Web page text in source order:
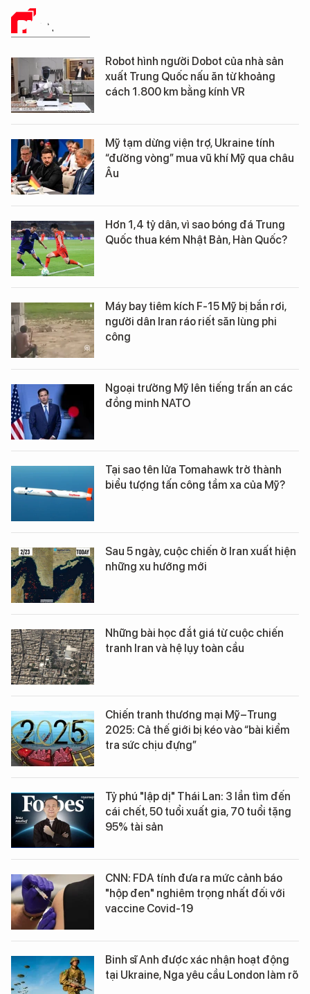
PHÂN TÍCH
Robot hình người Dobot của nhà sản
xuất Trung Quốc nấu ăn từ khoảng
cách 1.800 km bằng kính VR
Mỹ tạm dừng viện trợ, Ukraine tính
“đường vòng” mua vũ khí Mỹ qua châu
Âu
Hơn 1,4 tỷ dân, vì sao bóng đá Trung
Quốc thua kém Nhật Bản, Hàn Quốc?
Máy bay tiêm kích F-15 Mỹ bị bắn rơi,
người dân Iran ráo riết săn lùng phi
công
Ngoại trưởng Mỹ lên tiếng trấn an các
đồng minh NATO
Tại sao tên lửa Tomahawk trở thành
biểu tượng tấn công tầm xa của Mỹ?
Sau 5 ngày, cuộc chiến ở Iran xuất hiện
những xu hướng mới
Những bài học đắt giá từ cuộc chiến
tranh Iran và hệ lụy toàn cầu
Chiến tranh thương mại Mỹ–Trung
2025: Cả thế giới bị kéo vào “bài kiểm
tra sức chịu đựng”
Tỷ phú "lập dị" Thái Lan: 3 lần tìm đến
cái chết, 50 tuổi xuất gia, 70 tuổi tặng
95% tài sản
CNN: FDA tính đưa ra mức cảnh báo
"hộp đen" nghiêm trọng nhất đối với
vaccine Covid-19
Binh sĩ Anh được xác nhận hoạt động
tại Ukraine, Nga yêu cầu London làm rõ